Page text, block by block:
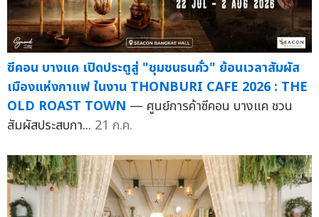
ซีคอน บางแค เปิดประตูสู่ "ชุมชนธนคั่ว" ย้อนเวลาสัมผัส
เมืองแห่งกาแฟ ในงาน THONBURI CAFE 2026 : THE
OLD ROAST TOWN — ศูนย์การค้าซีคอน บางแค ชวน
สัมผัสประสบกา... 21 ก.ค.